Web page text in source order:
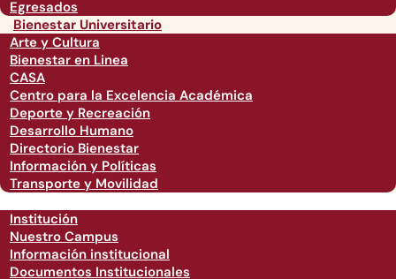
Egresados
Bienestar Universitario
Arte y Cultura
Bienestar en Linea
CASA
Centro para la Excelencia Académica
Deporte y Recreación
Desarrollo Humano
Directorio Bienestar
Información y Políticas
Transporte y Movilidad
Institución
Nuestro Campus
Información institucional
Documentos Institucionales